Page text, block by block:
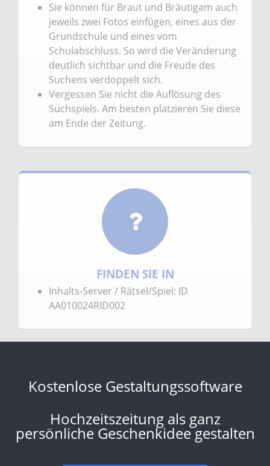
Sie können für Braut und Bräutigam auch
jeweils zwei Fotos einfügen, eines aus der
Grundschule und eines vom
Schulabschluss. So wird die Veränderung
deutlich sichtbar und die Freude des
Suchens verdoppelt sich.
Vergessen Sie nicht die Auflösung des
Suchspiels. Am besten platzieren Sie diese
am Ende der Zeitung.
FINDEN SIE IN
Inhalts-Server / Rätsel/Spiel: ID
AA010024RID002
Kostenlose Gestaltungssoftware
Hochzeitszeitung als ganz
persönliche Geschenkidee gestalten